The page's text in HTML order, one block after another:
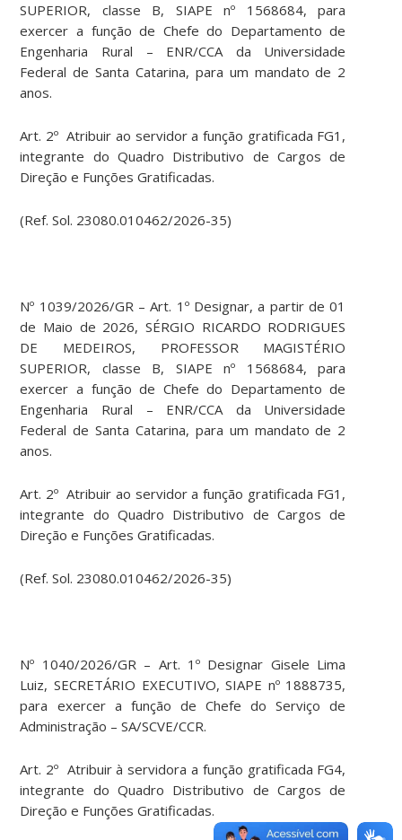
SUPERIOR, classe B, SIAPE nº 1568684, para
exercer a função de Chefe do Departamento de
Engenharia Rural – ENR/CCA da Universidade
Federal de Santa Catarina, para um mandato de 2
anos.
Art. 2º Atribuir ao servidor a função gratificada FG1,
integrante do Quadro Distributivo de Cargos de
Direção e Funções Gratificadas.
(Ref. Sol. 23080.010462/2026-35)
Nº 1039/2026/GR – Art. 1º Designar, a partir de 01
de Maio de 2026, SÉRGIO RICARDO RODRIGUES
DE MEDEIROS, PROFESSOR MAGISTÉRIO
SUPERIOR, classe B, SIAPE nº 1568684, para
exercer a função de Chefe do Departamento de
Engenharia Rural – ENR/CCA da Universidade
Federal de Santa Catarina, para um mandato de 2
anos.
Art. 2º Atribuir ao servidor a função gratificada FG1,
integrante do Quadro Distributivo de Cargos de
Direção e Funções Gratificadas.
(Ref. Sol. 23080.010462/2026-35)
Nº 1040/2026/GR – Art. 1º Designar Gisele Lima
Luiz, SECRETÁRIO EXECUTIVO, SIAPE nº 1888735,
para exercer a função de Chefe do Serviço de
Administração – SA/SCVE/CCR.
Art. 2º Atribuir à servidora a função gratificada FG4,
integrante do Quadro Distributivo de Cargos de
Direção e Funções Gratificadas.